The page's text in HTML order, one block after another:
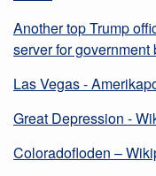
Another top Trump
server for
Las Vegas -
Great Depression -
Coloradofloden –